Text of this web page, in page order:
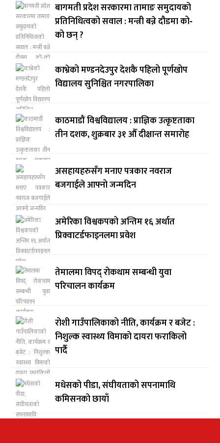
बागमती प्रदेश सरकारमा तामाङ समुदायको
प्रतिनिधित्वको सवाल : मन्त्री बन्ने दौडमा को‐
को छन् ?
काभ्रेको मण्डनदेउपुर देशकै पहिलो पूर्णखोप
विद्यालय सुनिश्चित नगरपालिका
काठमाडौं विश्वविद्यालय : प्राज्ञिक उत्कृष्टताका
तीन दशक, शुक्रबार ३१ औँ दीक्षान्त समारोह
असहायहरुसँग मनाए पत्रकार नवराज
बजगाईले आफ्नो जन्मदिन
अमेरिका विश्वकपको अन्तिम १६ अर्थात
प्रिक्वाटर्डफाइनलमा प्रवेश
तेमालमा विपद् रोकथाम सम्बन्धी युवा
परिचालन कार्यक्रम
रोशी गाउँपालिकाको नीति, कार्यक्रम र बजेट :
निशुल्क स्वास्थ्य विमाको दायरा फराकिलो
पार्दै
मधेसको पीडा, संघीयताको सपनामाथि
कमिसनको छायाँ